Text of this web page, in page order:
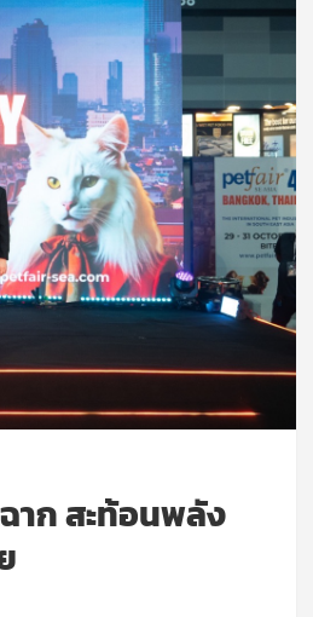
าก สะท้อนพลัง